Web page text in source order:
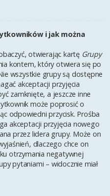
i jak można
otwierając kartę Grupy
kontem, który otwiera się po
wszystkie grupy są dostępne
akceptacji przyjęcia
zamknięte, a jeszcze inne
może poprosić o
odpowiedni przycisk. Prośba
akceptacji przyjęcia nowego
przez lidera grupy. Może on
dlaczego chce on
otrzymania negatywnej
pytaniami – widocznie miał